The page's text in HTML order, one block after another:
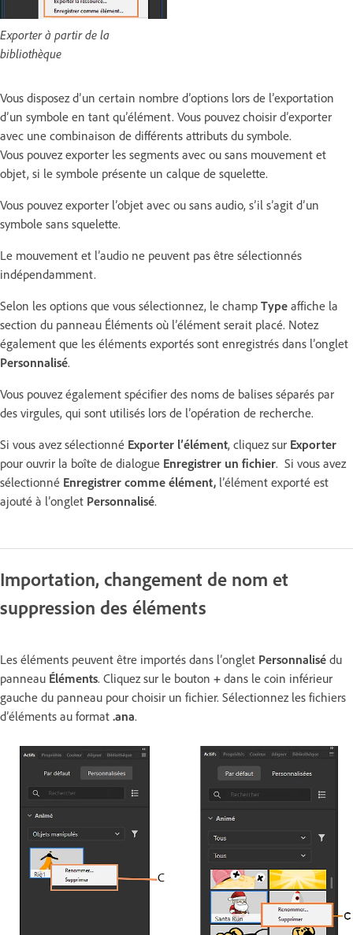
Exporter à partir de la
bibliothèque
Vous disposez d’un certain nombre d’options lors de l’exportation
d’un symbole en tant qu’élément. Vous pouvez choisir d’exporter
avec une combinaison de différents attributs du symbole.
Vous pouvez exporter les segments avec ou sans mouvement et
objet, si le symbole présente un calque de squelette.
Vous pouvez exporter l’objet avec ou sans audio, s’il s’agit d’un
symbole sans squelette.
Le mouvement et l’audio ne peuvent pas être sélectionnés
indépendamment.
Selon les options que vous sélectionnez, le champ Type affiche la
section du panneau Éléments où l’élément serait placé. Notez
également que les éléments exportés sont enregistrés dans l’onglet
Personnalisé.
Vous pouvez également spécifier des noms de balises séparés par
des virgules, qui sont utilisés lors de l’opération de recherche.
Si vous avez sélectionné Exporter l’élément, cliquez sur Exporter
pour ouvrir la boîte de dialogue Enregistrer un fichier. Si vous avez
sélectionné Enregistrer comme élément, l’élément exporté est
ajouté à l’onglet Personnalisé.
Importation, changement de nom et
suppression des éléments
Les éléments peuvent être importés dans l’onglet Personnalisé du
panneau Éléments. Cliquez sur le bouton + dans le coin inférieur
gauche du panneau pour choisir un fichier. Sélectionnez les fichiers
d’éléments au format .ana.